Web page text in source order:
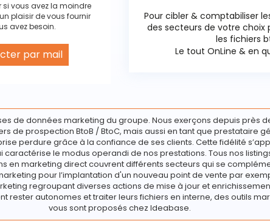
vous avez la moindre
plaisir de vous fournir
avez besoin.
par mail
Pour cibler & comptabiliser
des secteurs de votre choix
les fichiers
Le tout OnLine & en
de données marketing du groupe. Nous exerçons depuis près
de prospection BtoB / BtoC, mais aussi en tant que prestataire
perdure grâce à la confiance de ses clients. Cette fidélité
caractérise le modus operandi de nos prestations. Tous nos
en marketing direct couvrent différents secteurs qui se
pour l’implantation d'un nouveau point de vente par
regroupant diverses actions de mise à jour et
rester autonomes et traiter leurs fichiers en interne, des outils
vous sont proposés chez Ideabase.